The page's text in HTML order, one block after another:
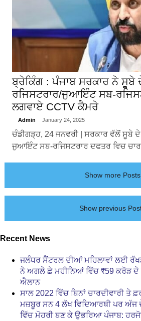
ਬ੍ਰੇਕਿੰਗ : ਪੰਜਾਬ ਸਰਕਾਰ ਨੇ ਸੂਬੇ
ਰਜਿਸਟਰਾਰ/ਜੁਆਇੰਟ ਸਬ-
ਲਗਵਾਏ CCTV ਕੈਮਰੇ
Admin January 24, 2025
ਚੰਡੀਗੜ੍ਹ, 24 ਜਨਵਰੀ | ਸਰਕਾਰ ਵੱਲੋਂ ਸੂਬੇ
ਜੁਆਇੰਟ ਸਬ-ਰਜਿਸਟਰਾਰ ਦਫਤਰ ਵਿਚ ਚਾਰ
Show more Posts
Show previous
Recent News
ਜਲੰਧਰ ਸੈਂਟਰਲ ਦੀਆਂ ਮਹਿਲਾਵਾਂ ਲਈ
ਨੇ ਅਗਲੇ ਛੇ ਮਹੀਨਿਆਂ ਵਿੱਚ ₹59 ਕਰੋੜ ਦੇ
ਐਲਾਨ
ਸਾਲ 2022 ਵਿੱਚ ਬਿਨਾਂ ਚਾਰਦੀਵਾਰੀ
ਮਜ਼ਬੂਰ ਸਨ 4 ਲੱਖ ਵਿਦਿਆਰਥੀ ਪਰ ਅੱਜ
ਵਿੱਚ ਮੋਹਰੀ ਬਣ ਕੇ ਉਭਰਿਆ ਪੰਜਾਬ: